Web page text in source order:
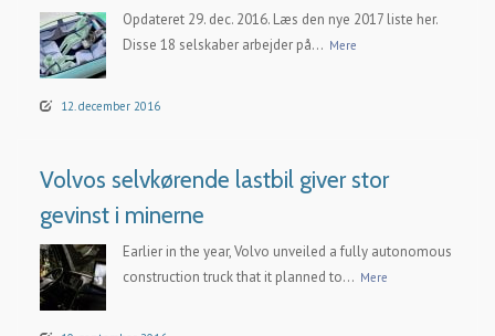
Opdateret 29. dec. 2016. Læs den nye 2017 liste her.
Disse 18 selskaber arbejder på... Mere
12. december 2016
Volvos selvkørende lastbil giver stor
gevinst i minerne
Earlier in the year, Volvo unveiled a fully autonomous
construction truck that it planned to... Mere